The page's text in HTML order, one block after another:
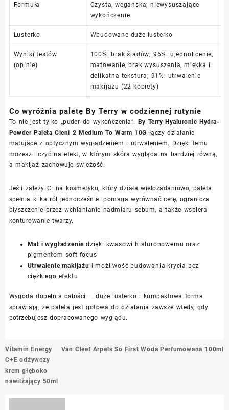
Formuła
Czysta, wegańska; niewysuszające
wykończenie
Lusterko Wbudowane duże lusterko
Wyniki testów
(opinie)
100%: brak śladów; 96%: ujednolicenie,
matowanie, brak wysuszenia, miękka i
delikatna tekstura; 91%: utrwalenie
makijażu (22 kobiety)
Co wyróżnia paletę By Terry w codziennej rutynie
To nie jest tylko „puder do wykończenia”. By Terry Hyaluronic Hydra-
Powder Paleta Cieni 2 Medium To Warm 10G łączy działanie
matujące z optycznym wygładzeniem i utrwaleniem. Dzięki temu
możesz liczyć na efekt, w którym skóra wygląda na bardziej równą,
a makijaż zachowuje świeżość.
Jeśli zależy Ci na kosmetyku, który działa wielozadaniowo, paleta
spełnia kilka ról jednocześnie: pomaga wyrównać cerę, ogranicza
błyszczenie przez wchłanianie nadmiaru sebum, a także wspiera
konturowanie twarzy.
Mat i wygładzenie dzięki kwasowi hialuronowemu oraz
pigmentom soft focus
Utrwalenie makijażu i możliwość budowania krycia bez
ciężkiego efektu
Wygoda dopełnia całości — duże lusterko i kompaktowa forma
sprawiają, że paleta jest gotowa do działania zawsze wtedy, gdy
potrzebujesz dopracowanego wyglądu.
Nawigacja
wpisu
Vitamin Energy
C+E odżywczy
krem głęboko
nawilżający 50ml
Van Cleef Arpels So First Woda Perfumowana 100ml